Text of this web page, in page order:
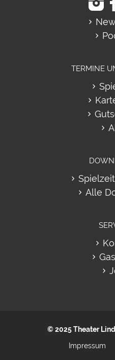
TERMINE
Alle
© 2025Theater
Impressum